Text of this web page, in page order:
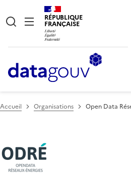
RÉPUBLIQUE
FRANÇAISE
Accueil Organisations Open Data